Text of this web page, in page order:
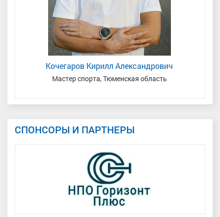
Кочегаров Кирилл Александрович
Мастер спорта, Тюменская область
СПОНСОРЫ И ПАРТНЕРЫ